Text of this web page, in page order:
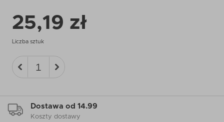
25,19 zł
Liczba sztuk
Dostawa od 14.99
Koszty dostawy